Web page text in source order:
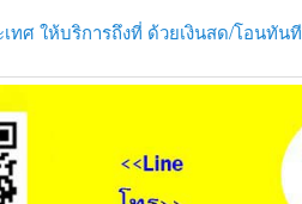
ทศ ให้บริการถึงที่ ด้วยเงินสด/โอนทันที